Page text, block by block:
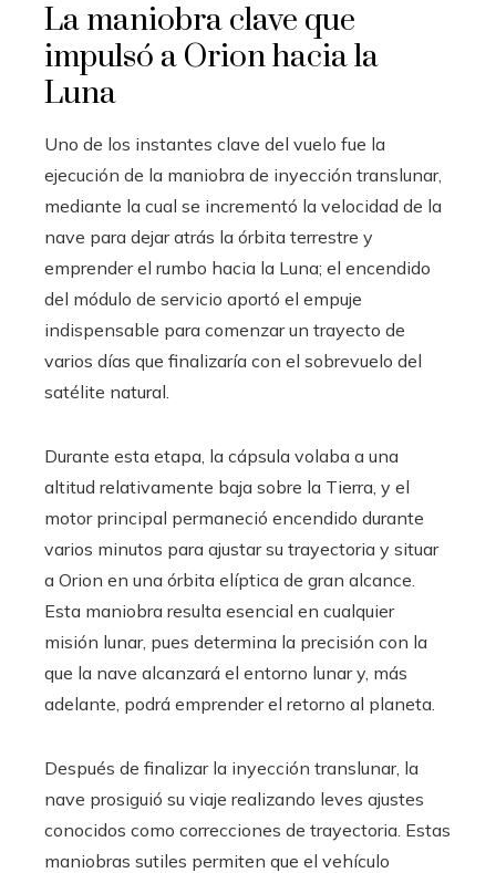
La maniobra clave que
impulsó a Orion hacia la
Luna
Uno de los instantes clave del vuelo fue la
ejecución de la maniobra de inyección translunar,
mediante la cual se incrementó la velocidad de la
nave para dejar atrás la órbita terrestre y
emprender el rumbo hacia la Luna; el encendido
del módulo de servicio aportó el empuje
indispensable para comenzar un trayecto de
varios días que finalizaría con el sobrevuelo del
satélite natural.
Durante esta etapa, la cápsula volaba a una
altitud relativamente baja sobre la Tierra, y el
motor principal permaneció encendido durante
varios minutos para ajustar su trayectoria y situar
a Orion en una órbita elíptica de gran alcance.
Esta maniobra resulta esencial en cualquier
misión lunar, pues determina la precisión con la
que la nave alcanzará el entorno lunar y, más
adelante, podrá emprender el retorno al planeta.
Después de finalizar la inyección translunar, la
nave prosiguió su viaje realizando leves ajustes
conocidos como correcciones de trayectoria. Estas
maniobras sutiles permiten que el vehículo